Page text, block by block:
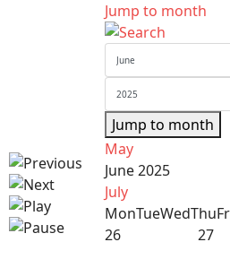
Jump to month
Jump to month
May
June 2025
July
MonTueWedThu
26
27